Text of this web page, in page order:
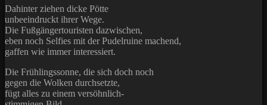
Dahinter ziehen dicke Pötte
unbeeindruckt ihrer Wege.
Die Fußgängertouristen dazwischen,
eben noch Selfies mit der Pudelruine machend,
gaffen wie immer interessiert.
Die Frühlingssonne, die sich doch noch
gegen die Wolken durchsetzte,
fügt alles zu einem versöhnlich-